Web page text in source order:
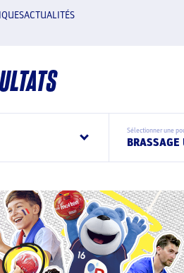
ACTUALITÉS
Sélectionner une